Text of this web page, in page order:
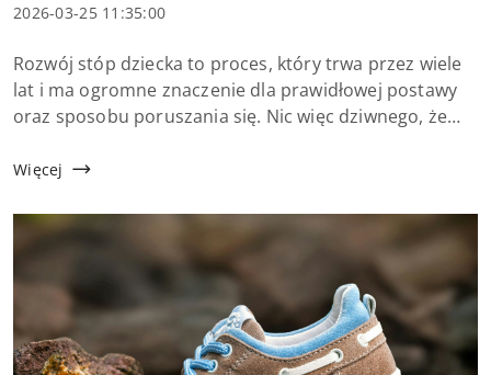
Data
2026-03-25 11:35:00
Treść
artykułu:
Rozwój stóp dziecka to proces, który trwa przez wiele
lat i ma ogromne znaczenie dla prawidłowej postawy
oraz sposobu poruszania się. Nic więc dziwnego, że
potrzebuje specjalistycz...
Więcej